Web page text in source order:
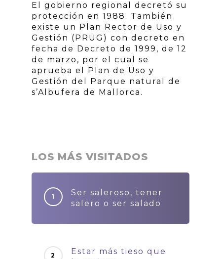
El gobierno regional decretó su
protección en 1988. También
existe un Plan Rector de Uso y
Gestión (PRUG) con decreto en
fecha de Decreto de 1999, de 12
de marzo, por el cual se
aprueba el Plan de Uso y
Gestión del Parque natural de
s’Albufera de Mallorca.
LOS MÁS VISITADOS
Ser saleroso, tener
salero o ser salado
Estar más tieso que